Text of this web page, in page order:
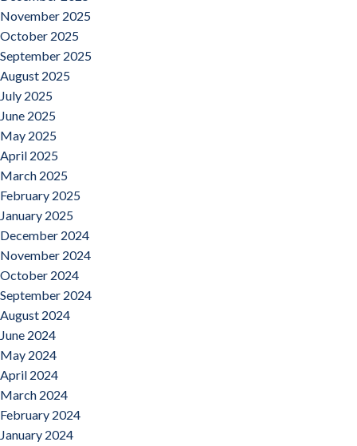
November 2025
October 2025
September 2025
August 2025
July 2025
June 2025
May 2025
April 2025
March 2025
February 2025
January 2025
December 2024
November 2024
October 2024
September 2024
August 2024
June 2024
May 2024
April 2024
March 2024
February 2024
January 2024